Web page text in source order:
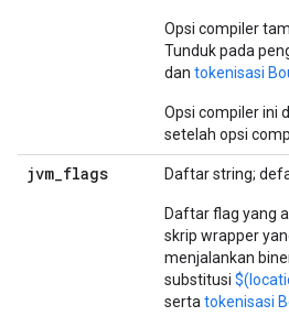
Opsi compiler
Tunduk pada
dan tokenisasi
Opsi compiler ini
setelah opsi
jvm_flags Daftar string;
Daftar flag yang
skrip wrapper
menjalankan
substitusi
serta tokenisasi